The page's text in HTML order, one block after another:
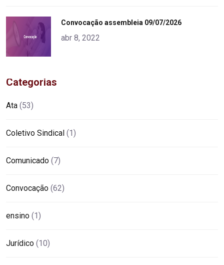
alt="product">
Convocação assembleia 09/07/2026
abr 8, 2022
Categorias
Ata (53)
Coletivo Sindical (1)
Comunicado (7)
Convocação (62)
ensino (1)
Jurídico (10)